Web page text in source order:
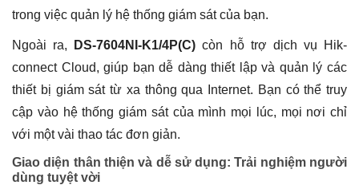
trong việc quản lý hệ thống giám sát của bạn.
Ngoài ra, DS-7604NI-K1/4P(C) còn hỗ trợ dịch vụ Hik-
connect Cloud, giúp bạn dễ dàng thiết lập và quản lý các
thiết bị giám sát từ xa thông qua Internet. Bạn có thể truy
cập vào hệ thống giám sát của mình mọi lúc, mọi nơi chỉ
với một vài thao tác đơn giản.
Giao diện thân thiện và dễ sử dụng: Trải nghiệm người
dùng tuyệt vời